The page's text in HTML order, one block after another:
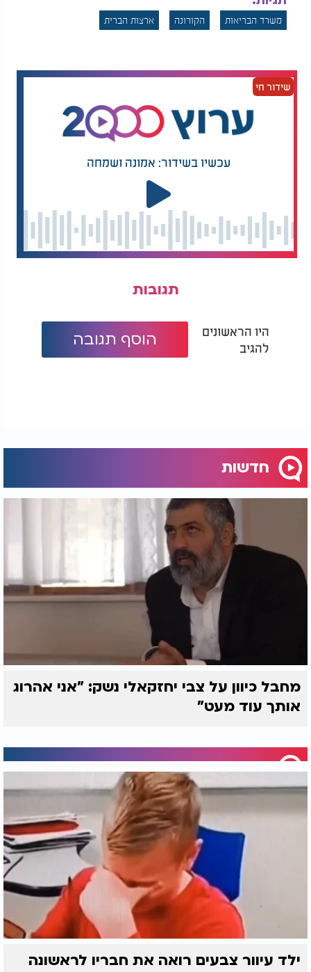
משרד הבריאות הקורונה ארצות הברית
שידור חי
עכשיו בשידור: אמונה ושמחה
תגובות
היו הראשונים
להגיב
הוסף תגובה
חדשות
מחבל כיוון על צבי יחזקאלי נשק: "אני אהרוג
אותך עוד מעט"
ילד עיוור צבעים רואה את חבריו לראשונה